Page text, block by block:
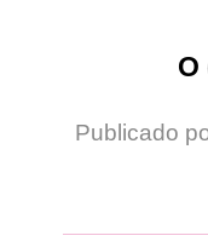
O
Publicado